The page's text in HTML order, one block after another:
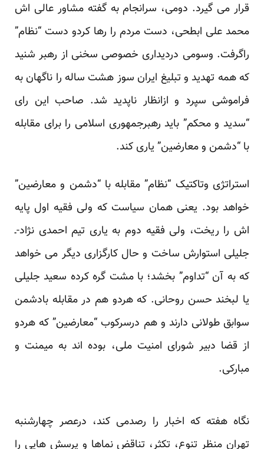
قرار می گیرد. دومی، سرانجام به گفته مشاور عالی اش
محمد علی ابطحی، دست مردم را رها کردو دست “نظام”
راگرفت. وسومی دردیداری خصوصی سخنی از رهبر شنید
که همه تهدید و تبلیغ ایران سوز هشت ساله را ناگهان به
فراموشی سپرد و ازانظار ناپدید شد. صاحب این رای
“سدید و محکم” باید رهبرجمهوری اسلامی را برای مقابله
با “دشمن و معارضین” یاری کند.
استراتژی وتاکتیک “نظام” مقابله با “دشمن و معارضین”
خواهد بود. یعنی همان سیاست که ولی فقیه اول پایه
اش را ریخت، ولی فقیه دوم به یاری تیم احمدی نژاد-ـ
جلیلی استوارش ساخت و حال کارگزاری دیگر می خواهد
که به آن “تداوم” بخشد؛ با مشت گره کرده سعید جلیلی
یا لبخند حسن روحانی. که هردو هم در مقابله بادشمن
سوابق طولانی دارند و هم درسرکوب “معارضین” که هردو
از قضا دبیر شورای امنیت ملی، بوده اند به میمنت و
مبارکی.
نگاه هفته که اخبار را رصدمی کند، درعصر چهارشنبه
تهران منظر تنوع، تکثر، تناقض نماها و پرسش هایی را